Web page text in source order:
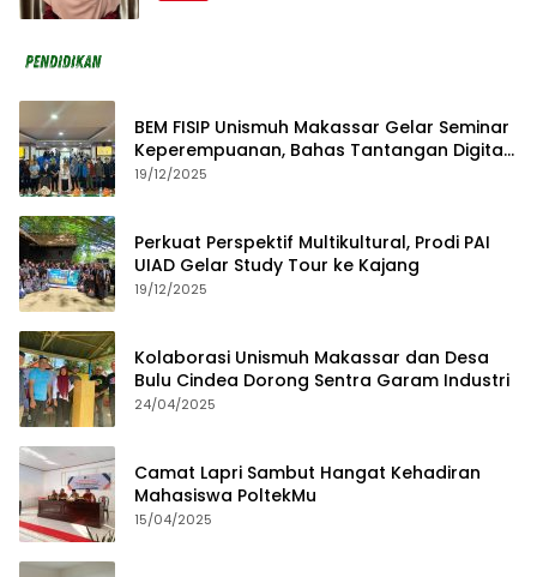
BEM FISIP Unismuh Makassar Gelar Seminar
Keperempuanan, Bahas Tantangan Digital
dan Budaya Lokal
19/12/2025
Perkuat Perspektif Multikultural, Prodi PAI
UIAD Gelar Study Tour ke Kajang
19/12/2025
Kolaborasi Unismuh Makassar dan Desa
Bulu Cindea Dorong Sentra Garam Industri
24/04/2025
Camat Lapri Sambut Hangat Kehadiran
Mahasiswa PoltekMu
15/04/2025